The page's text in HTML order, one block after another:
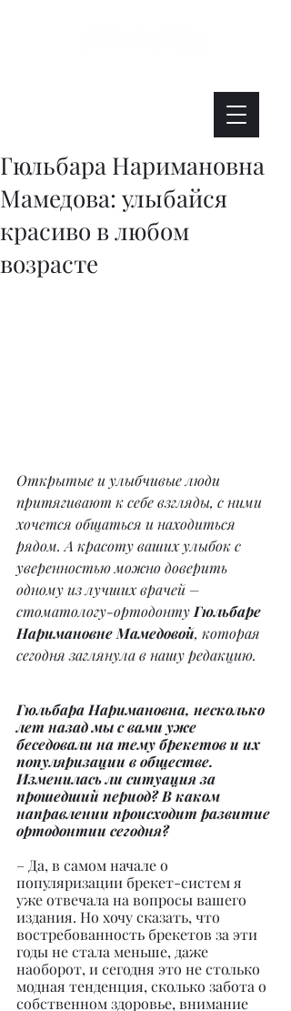
Гюльбара Наримановна
Мамедова: улыбайся
красиво в любом
возрасте
Открытые и улыбчивые люди
притягивают к себе взгляды, с ними
хочется общаться и находиться
рядом. А красоту ваших улыбок с
уверенностью можно доверить
одному из лучших врачей –
стоматологу-ортодонту Гюльбаре
Наримановне Мамедовой, которая
сегодня заглянула в нашу редакцию.
Гюльбара Наримановна, несколько
лет назад мы с вами уже
беседовали на тему брекетов и их
популяризации в обществе.
Изменилась ли ситуация за
прошедший период? В каком
направлении происходит развитие
ортодонтии сегодня?
– Да, в самом начале о
популяризации брекет-систем я
уже отвечала на вопросы вашего
издания. Но хочу сказать, что
востребованность брекетов за эти
годы не стала меньше, даже
наоборот, и сегодня это не столько
модная тенденция, сколько забота о
собственном здоровье, внимание